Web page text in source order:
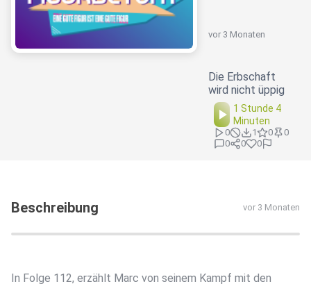
vor 3 Monaten
Die Erbschaft
wird nicht üppig
1 Stunde 4
Minuten
0 1 0
0
0
0 0
Beschreibung vor 3 Monaten
In Folge 112, erzählt Marc von seinem Kampf mit den